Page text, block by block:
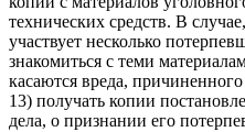
технических средств. В
участвует несколько
знакомиться с теми
касаются вреда,
13) получать копии
дела, о признании его